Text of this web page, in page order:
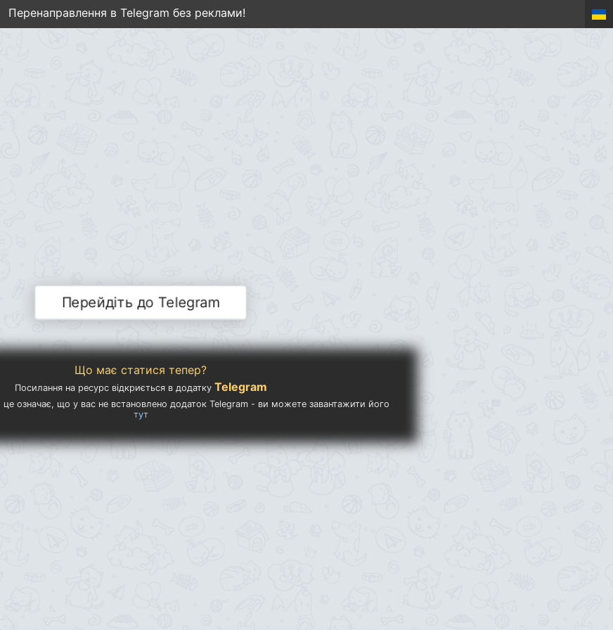
Перенаправлення в Telegram без реклами!
Перейдіть до Telegram
Що має статися тепер?
Посилання на ресурс відкриється в додатку Telegram
це означає, що у вас не встановлено додаток Telegram - ви можете завантажити його
тут